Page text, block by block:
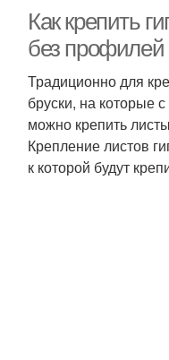
Как крепить
без
Традиционно для
бруски, на которые
можно крепить
Крепление листов
к которой будут